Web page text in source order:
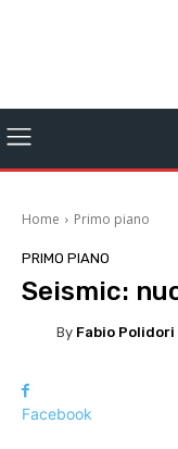
Home Primo piano
PRIMO PIANO
Seismic:
By Fabio Polidori
Facebook